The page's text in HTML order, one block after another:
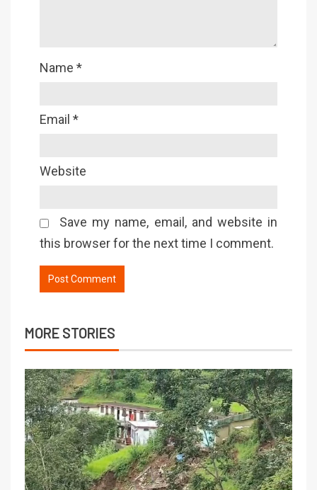
Name *
Email *
Website
Save my name, email, and website in
this browser for the next time I comment.
MORE STORIES